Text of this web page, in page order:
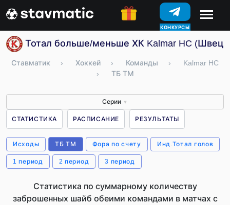
КОНКУРСЫ
Тотал больше/меньше ХК Kalmar HC
Ставматик › Хоккей › Команды ›
Kalmar HC
›
ТБ ТМ
Серии ▼
СТАТИСТИКА РАСПИСАНИЕ РЕЗУЛЬТАТЫ
Исходы ТБ ТМ Фора по счету Инд.Тотал голов
1 период 2 период 3 период
Статистика по суммарному количеству
заброшенных шайб обеими командами в матчах с